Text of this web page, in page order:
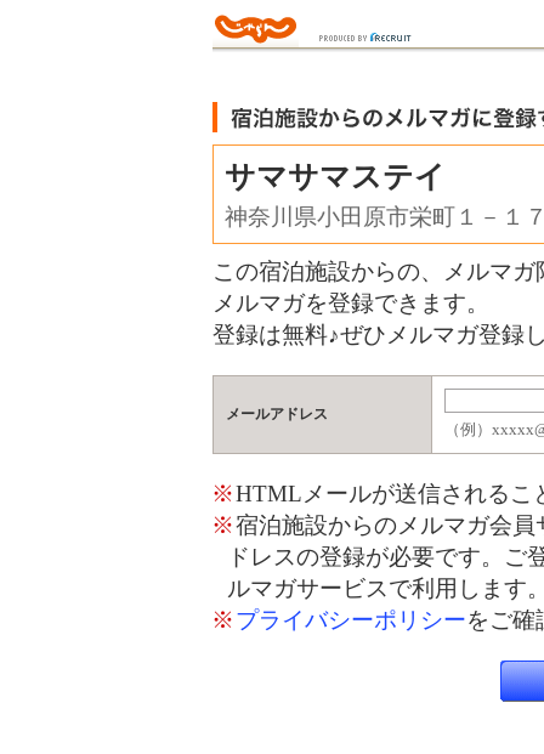
サマサマステイ
神奈川県小田原市栄町１－１
この宿泊施設からの、メルマ
メルマガを登録できます。
登録は無料♪ぜひメルマガ登録
メールアドレス
（例）
※HTMLメールが送信されるこ
※宿泊施設からのメルマガ会
ドレスの登録が必要です。ご
ルマガサービスで利用します
※プライバシーポリシーをご確